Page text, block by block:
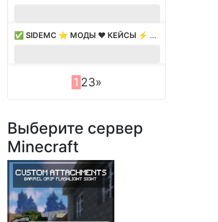
✅ SIDEMC ⭐ МОДЫ ❤️ КЕЙСЫ ⚡ ВАЙП 16.05
1 23»
Выберите сервер
Minecraft